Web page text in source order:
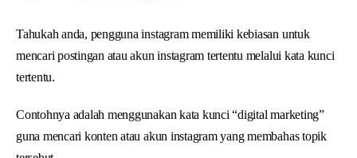
Tahukah anda, pengguna instagram memiliki kebiasan untuk
mencari postingan atau akun instagram tertentu melalui kata kunci
tertentu.
Contohnya adalah menggunakan kata kunci “digital marketing”
guna mencari konten atau akun instagram yang membahas topik